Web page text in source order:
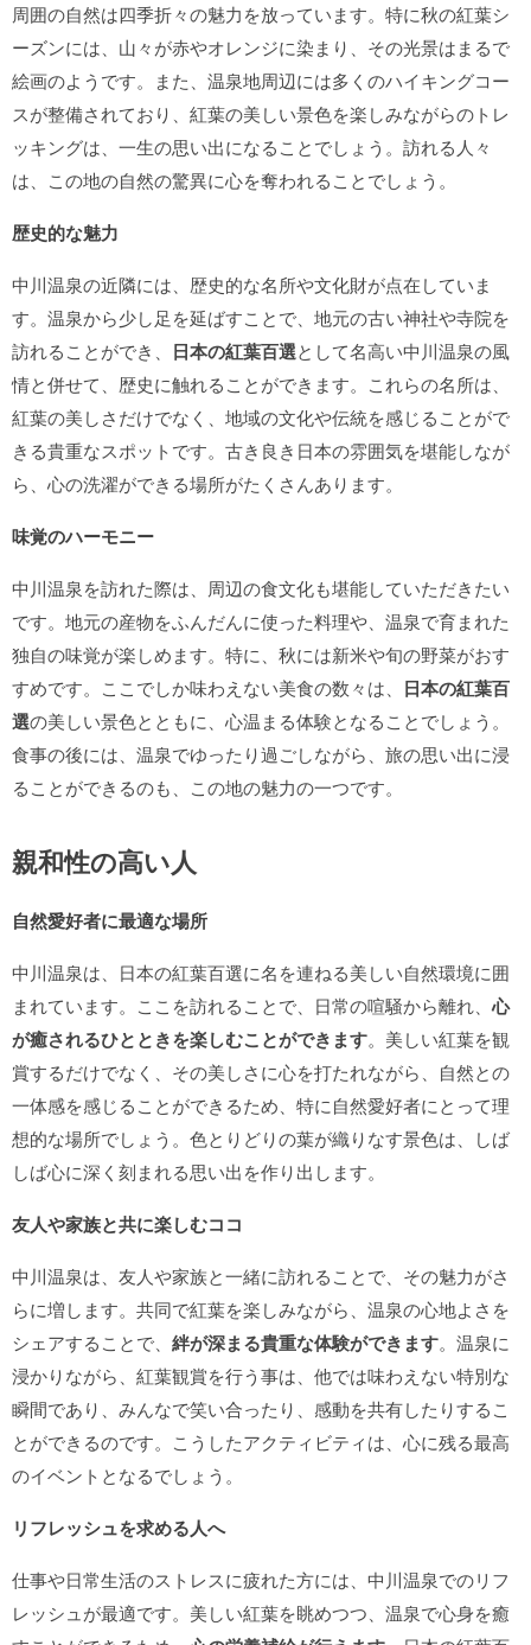
周囲の自然は四季折々の魅力を放っています。特に秋の紅葉シ
ーズンには、山々が赤やオレンジに染まり、その光景はまるで
絵画のようです。また、温泉地周辺には多くのハイキングコー
スが整備されており、紅葉の美しい景色を楽しみながらのトレ
ッキングは、一生の思い出になることでしょう。訪れる人々
は、この地の自然の驚異に心を奪われることでしょう。
歴史的な魅力
中川温泉の近隣には、歴史的な名所や文化財が点在していま
す。温泉から少し足を延ばすことで、地元の古い神社や寺院を
訪れることができ、 日本の紅葉百選として名高い中川温泉の風
情と併せて、歴史に触れることができます。これらの名所は、
紅葉の美しさだけでなく、地域の文化や伝統を感じることがで
きる貴重なスポットです。古き良き日本の雰囲気を堪能しなが
ら、心の洗濯ができる場所がたくさんあります。
味覚のハーモニー
中川温泉を訪れた際は、周辺の食文化も堪能していただきたい
です。地元の産物をふんだんに使った料理や、温泉で育まれた
独自の味覚が楽しめます。特に、秋には新米や旬の野菜がおす
すめです。ここでしか味わえない美食の数々は、 日本の紅葉百
選の美しい景色とともに、心温まる体験となることでしょう。
食事の後には、温泉でゆったり過ごしながら、旅の思い出に浸
ることができるのも、この地の魅力の一つです。
親和性の高い人
自然愛好者に最適な場所
中川温泉は、日本の紅葉百選に名を連ねる美しい自然環境に囲
まれています。ここを訪れることで、日常の喧騒から離れ、心
が癒されるひとときを楽しむことができます。美しい紅葉を観
賞するだけでなく、その美しさに心を打たれながら、自然との
一体感を感じることができるため、特に自然愛好者にとって理
想的な場所でしょう。色とりどりの葉が織りなす景色は、しば
しば心に深く刻まれる思い出を作り出します。
友人や家族と共に楽しむココ
中川温泉は、友人や家族と一緒に訪れることで、その魅力がさ
らに増します。共同で紅葉を楽しみながら、温泉の心地よさを
シェアすることで、 絆が深まる貴重な体験ができます。温泉に
浸かりながら、紅葉観賞を行う事は、他では味わえない特別な
瞬間であり、みんなで笑い合ったり、感動を共有したりするこ
とができるのです。こうしたアクティビティは、心に残る最高
のイベントとなるでしょう。
リフレッシュを求める人へ
仕事や日常生活のストレスに疲れた方には、中川温泉でのリフ
レッシュが最適です。美しい紅葉を眺めつつ、温泉で心身を癒